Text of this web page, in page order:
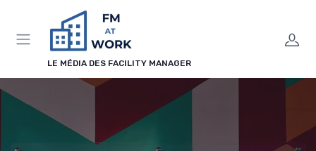
LE MÉDIA DES FACILITY MANAGER
Panneau de gestion des cookies